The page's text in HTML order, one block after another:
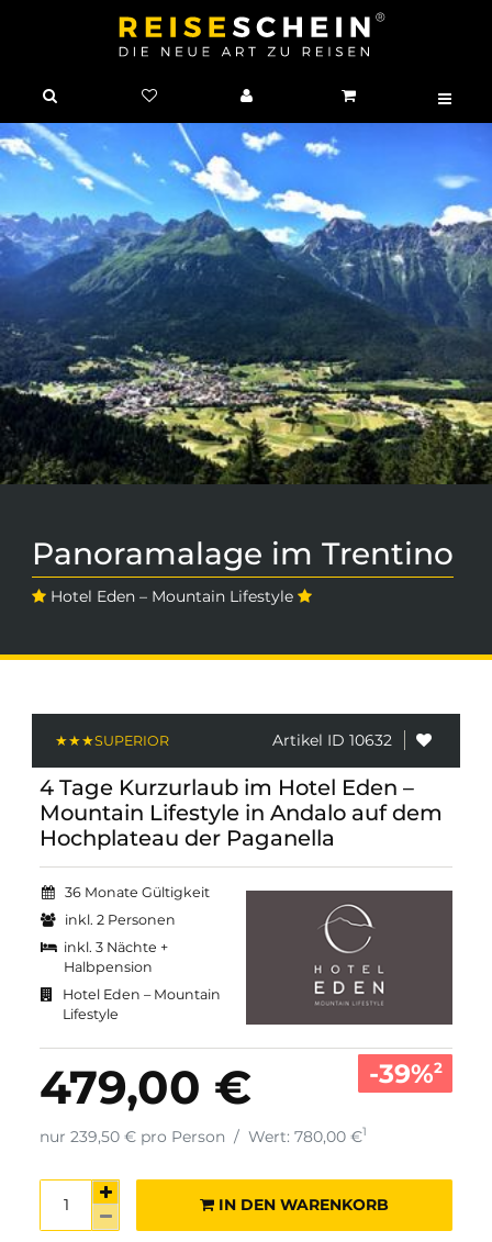
Panoramalage im Trentino
Hotel Eden – Mountain Lifestyle
Artikel ID 10632
4 Tage Kurzurlaub im Hotel Eden –
Mountain Lifestyle in Andalo auf dem
Hochplateau der Paganella
36 Monate Gültigkeit
inkl. 2 Personen
inkl. 3 Nächte +
Halbpension
Hotel Eden – Mountain
Lifestyle
479,00 € -39%2
nur 239,50 € pro Person / Wert: 780,00 €1
IN DEN WARENKORB